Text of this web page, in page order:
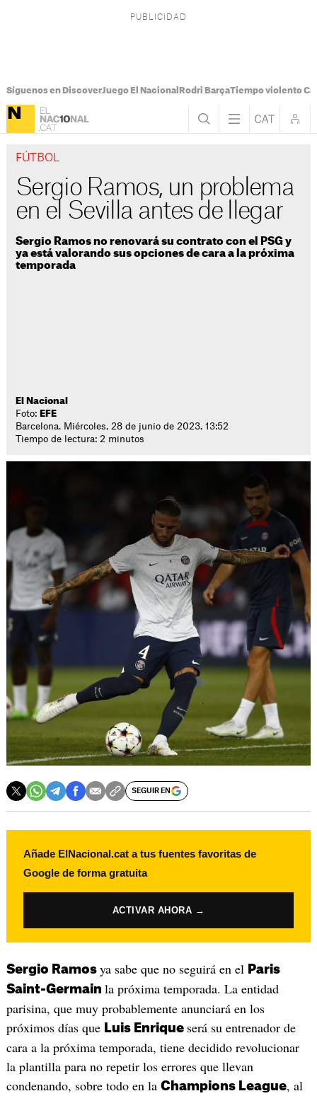
Síguenos en DiscoverJuego El Nacional Rodri BarçaTiempo violento
FÚTBOL
Sergio Ramos, un problema
en el Sevilla antes de llegar
Sergio Ramos no renovará su contrato con el PSG y
ya está valorando sus opciones de cara a la próxima
temporada
El Nacional
Foto: EFE
Barcelona. Miércoles, 28 de junio de 2023. 13:52
Tiempo de lectura: 2 minutos
SEGUIR EN
Añade ElNacional.cat a tus fuentes favoritas de
Google de forma gratuita
ACTIVAR AHORA →
Sergio Ramos ya sabe que no seguirá en el Paris
Saint-Germain la próxima temporada. La entidad
parisina, que muy probablemente anunciará en los
próximos días que Luis Enrique será su entrenador de
cara a la próxima temporada, tiene decidido revolucionar
la plantilla para no repetir los errores que llevan
condenando, sobre todo en la Champions League, al